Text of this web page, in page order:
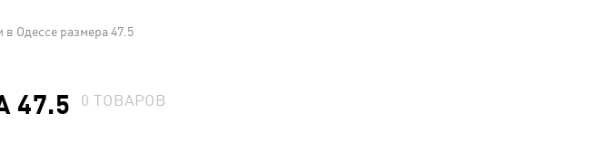
Одессе размера 47.5
47.5 0ТОВАРОВ